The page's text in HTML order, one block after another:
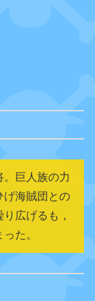
巨人族の力
げ海賊団との
広げるも，
た。